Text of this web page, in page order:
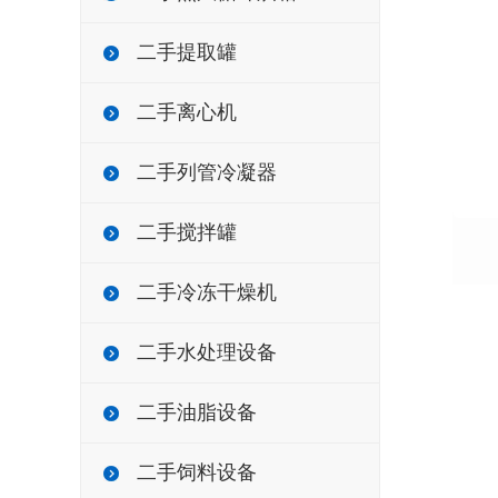
二手提取罐
二手离心机
二手列管冷凝器
二手搅拌罐
二手冷冻干燥机
二手水处理设备
二手油脂设备
二手饲料设备